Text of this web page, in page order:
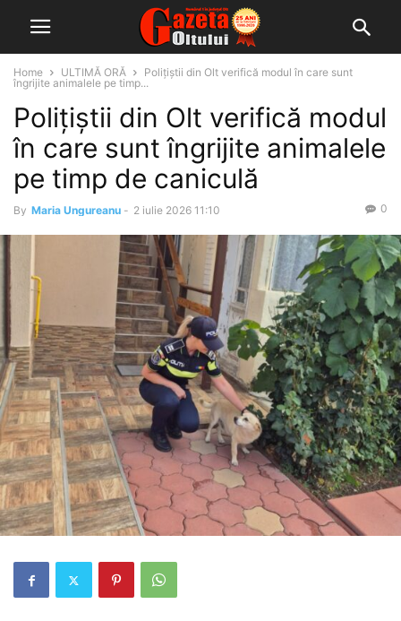
Home ULTIMĂ ORĂ
Polițiștii din Olt verifică modul în care sunt
îngrijite animalele pe timp...
Polițiștii din Olt verifică modul
în care sunt îngrijite animalele
pe timp de caniculă
By Maria Ungureanu - 2 iulie 2026 11:10 0